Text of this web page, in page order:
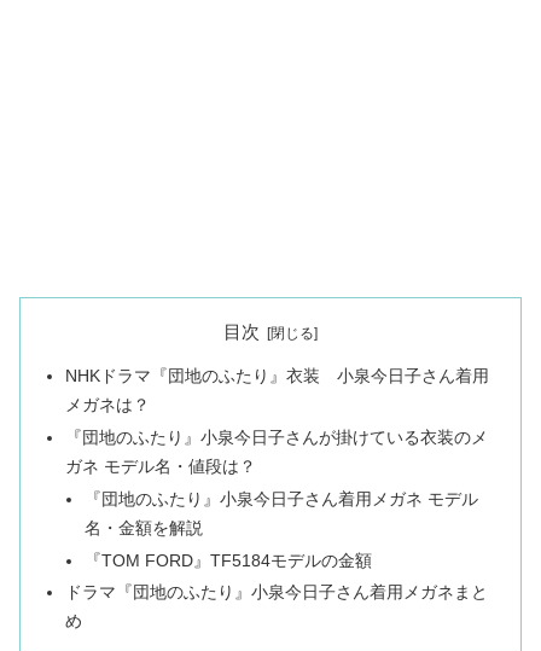
目次
NHKドラマ『団地のふたり』衣装 小泉今日子さん着用
メガネは？
『団地のふたり』小泉今日子さんが掛けている衣装のメ
ガネ モデル名・値段は？
『団地のふたり』小泉今日子さん着用メガネ モデル
名・金額を解説
『TOM FORD』TF5184モデルの金額
ドラマ『団地のふたり』小泉今日子さん着用メガネまと
め